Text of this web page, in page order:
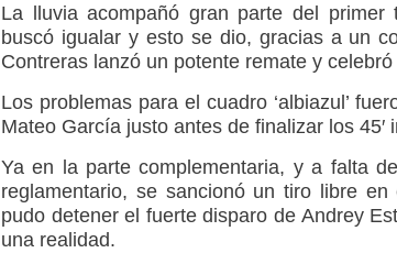
La lluvia acompañó gran parte del primer
buscó igualar y esto se dio, gracias a un
Contreras lanzó un potente remate y
Los problemas para el cuadro ‘albiazul’
Mateo García justo antes de finalizar los 45′
Ya en la parte complementaria, y a falta
reglamentario, se sancionó un tiro libre
pudo detener el fuerte disparo de Andrey
una realidad.